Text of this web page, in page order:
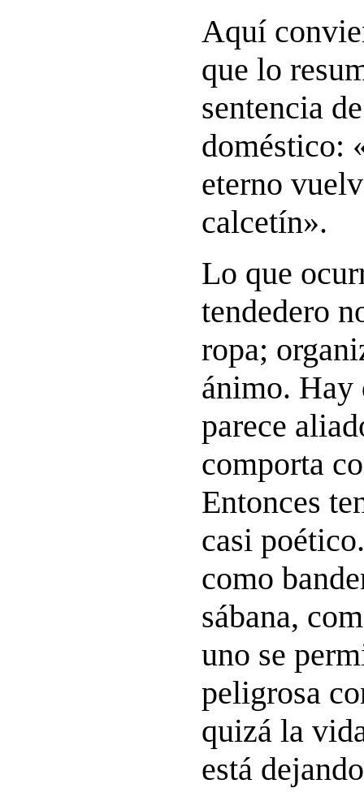
Aquí
que lo
sentencia
doméstico:
eterno
calcetín».
Lo que
tendedero
ropa;
ánimo. Hay
parece
comporta
Entonces
casi
como
sábana,
uno se
peligrosa
quizá la
está